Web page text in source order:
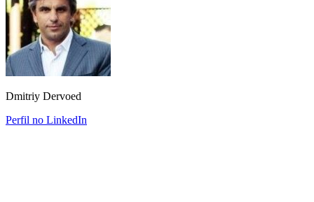
Dmitriy Dervoed
Perfil no LinkedIn